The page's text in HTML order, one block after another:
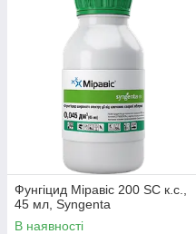
Фунгіцид Міравіс 200 SC к.с.,
45 мл, Syngenta
В наявності